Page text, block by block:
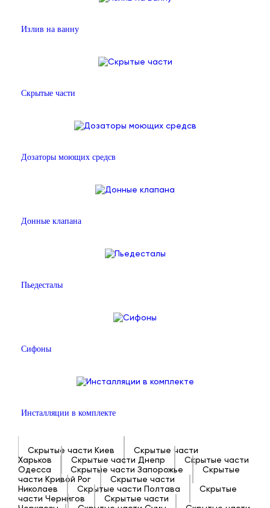
Излив на ванну
Скрытые части
Дозаторы моющих средсв
Донные клапана
Пьедесталы
Сифоны
Инсталляции в комплекте
Скрытые части Киев
Скрытые части
Харьков
Скрытые части Днепр
Скрытые части
Одесса
Скрытые части Запорожье
Скрытые
части Кривой Рог
Скрытые части
Николаев
Скрытые части Полтава
Скрытые
части Чернигов
Скрытые части